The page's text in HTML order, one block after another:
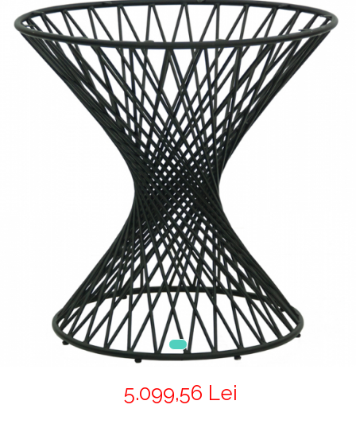
Mobilier Terasa
Scaune terasa
Seturi Terasa
Sezlonguri si Baldachine
Scaune Inalte De Bar
5.099,56 Lei